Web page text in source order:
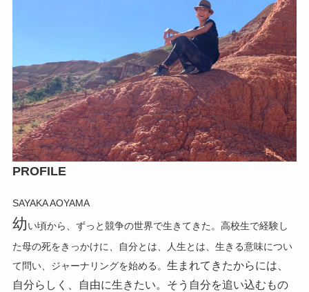
PROFILE
SAYAKA AOYAMA
幼い頃から、ずっと競争の世界で生きてきた。高校生で経験し
た母の死をきっかけに、自分とは、人生とは、生きる意味につい
て問い、ジャーナリングを始める。 生まれてきたからには、
自分らしく、自由に生きたい。そう自分を追い込むもの